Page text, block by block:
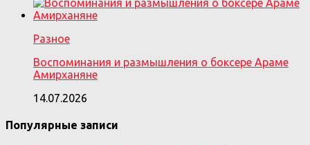
Разное
Воспоминания и размышления о боксере Араме
Амирханяне
14.07.2026
Популярные записи